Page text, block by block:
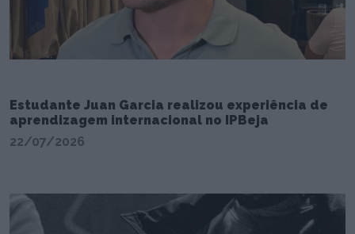
Estudante Juan Garcia realizou experiência de
aprendizagem internacional no IPBeja
22/07/2026